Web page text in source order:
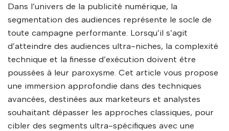
Dans l’univers de la publicité numérique, la
segmentation des audiences représente le socle de
toute campagne performante. Lorsqu’il s’agit
d’atteindre des audiences ultra-niches, la complexité
technique et la finesse d’exécution doivent être
poussées à leur paroxysme. Cet article vous propose
une immersion approfondie dans des techniques
avancées, destinées aux marketeurs et analystes
souhaitant dépasser les approches classiques, pour
cibler des segments ultra-spécifiques avec une